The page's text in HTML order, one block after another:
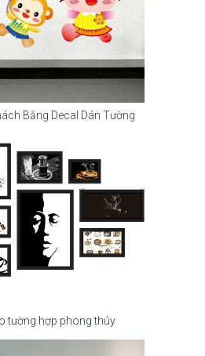
Bằng Decal Dán Tường
tường hợp phong thủy